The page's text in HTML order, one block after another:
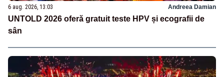
6 aug. 2026, 13:03 Andreea Damian
UNTOLD 2026 oferă gratuit teste HPV și ecografii de
sân